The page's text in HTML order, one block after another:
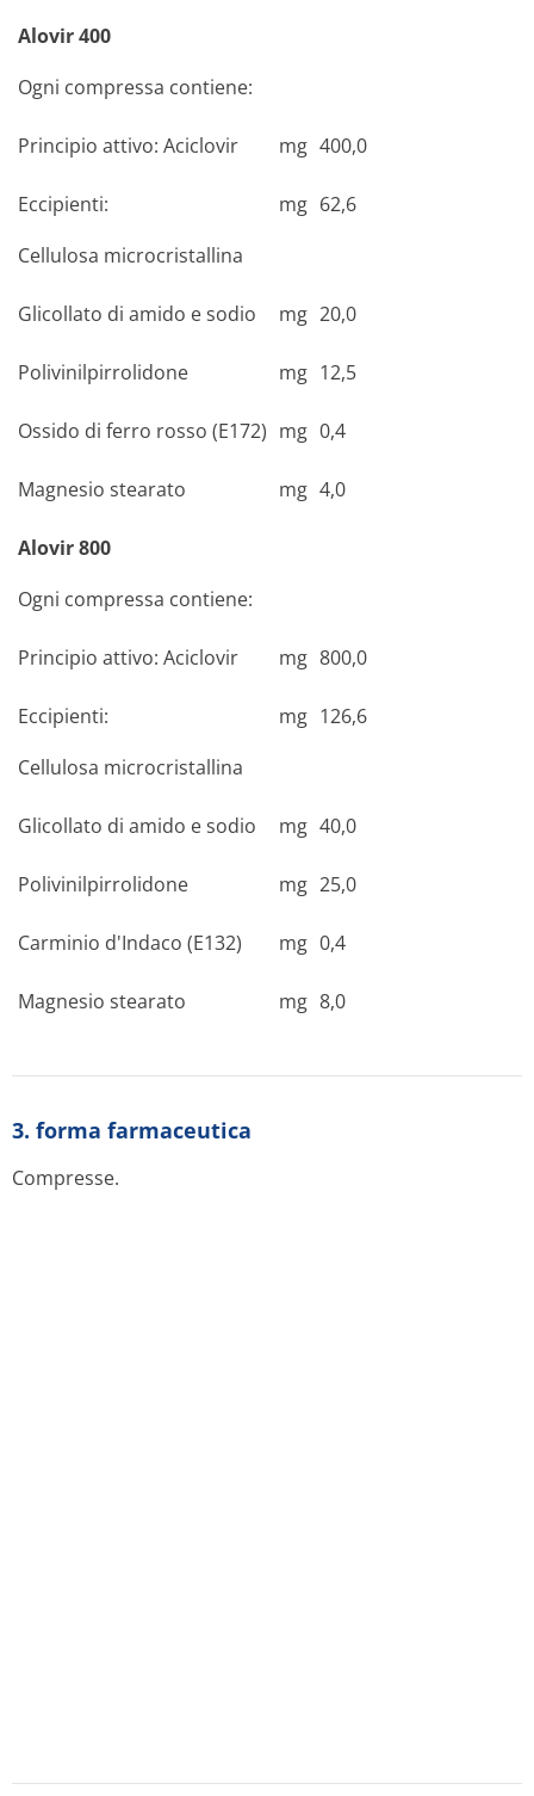
Alovir 400
Ogni compressa contiene:
Principio attivo: Aciclovir mg 400,0
Eccipienti:
Cellulosa microcristallina
mg 62,6
Glicollato di amido e sodio mg 20,0
Polivinilpirro­lidone mg 12,5
Ossido di ferro rosso (E172) mg 0,4
Magnesio stearato mg 4,0
Alovir 800
Ogni compressa contiene:
Principio attivo: Aciclovir mg 800,0
Eccipienti:
Cellulosa microcristallina
mg 126,6
Glicollato di amido e sodio mg 40,0
Polivinilpirro­lidone mg 25,0
Carminio d'Indaco (E132) mg 0,4
Magnesio stearato mg 8,0
3. forma farmaceutica
Compresse.